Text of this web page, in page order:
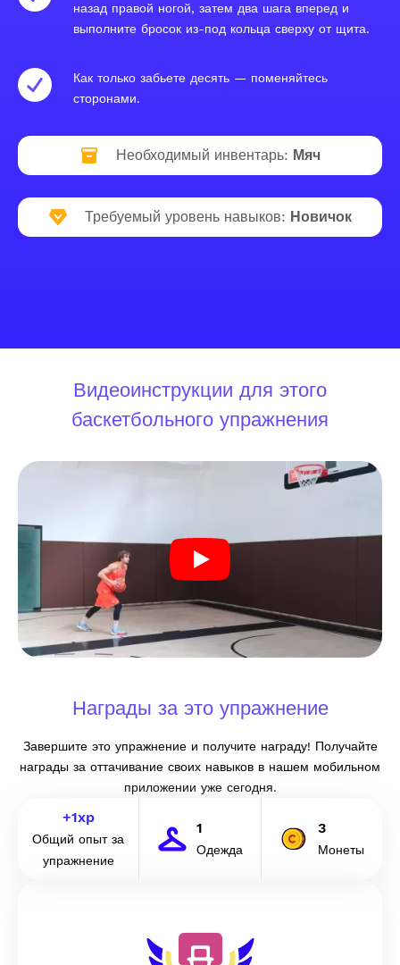
назад правой ногой, затем два шага вперед и
выполните бросок из-под кольца сверху от щита.
Как только забьете десять — поменяйтесь
сторонами.
Необходимый инвентарь: Мяч
Требуемый уровень навыков: Новичок
Видеоинструкции для этого
баскетбольного упражнения
Награды за это упражнение
Завершите это упражнение и получите награду! Получайте
награды за оттачивание своих навыков в нашем мобильном
приложении уже сегодня.
+1xp
Общий опыт за
упражнение
1
Одежда
3
Монеты